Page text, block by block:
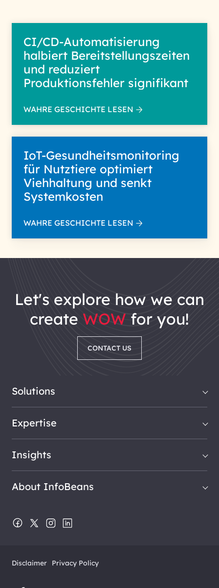
CI/CD-Automatisierung
halbiert Bereitstellungszeiten
und reduziert
Produktionsfehler signifikant
WAHRE GESCHICHTE LESEN
IoT-Gesundheitsmonitoring
für Nutztiere optimiert
Viehhaltung und senkt
Systemkosten
WAHRE GESCHICHTE LESEN
let's explore how we can
create WOW for you!
CONTACT US
Solutions
Expertise
Insights
About InfoBeans
Disclaimer Privacy Policy